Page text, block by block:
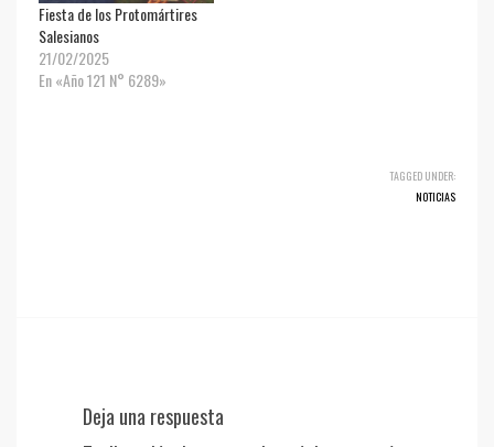
Fiesta de los Protomártires
Salesianos
21/02/2025
En «Año 121 N° 6289»
TAGGED UNDER:
NOTICIAS
Deja una respuesta